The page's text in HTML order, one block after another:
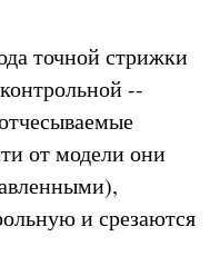
точной стрижки
--
от модели они
и срезаются